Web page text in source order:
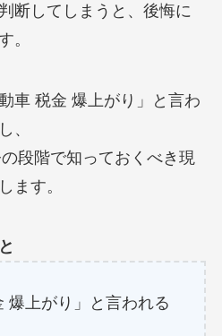
断してしまうと、後悔に
。
車 税金 爆上がり」と言わ
、
段階で知っておくべき現
ます。
爆上がり」と言われる